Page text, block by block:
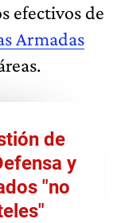
efectivos de
Armadas
de
y
"no